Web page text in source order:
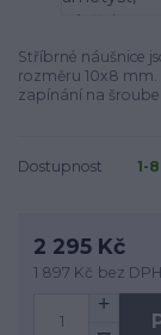
Stříbrné náušnice
rozměru 10x8 mm.
zapínání na
Dostupnost 1-
2 295 Kč
1 897 Kč bez DPH